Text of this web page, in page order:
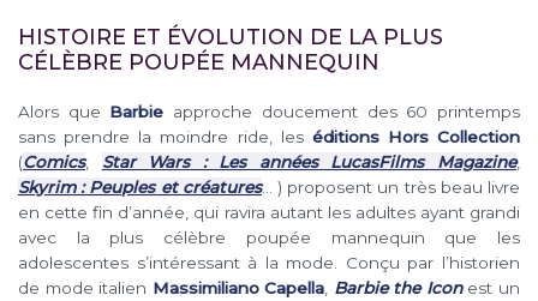
HISTOIRE ET ÉVOLUTION DE LA PLUS
CÉLÈBRE POUPÉE MANNEQUIN
Alors que Barbie approche doucement des 60 printemps
sans prendre la moindre ride, les éditions Hors Collection
(Comics, Star Wars : Les années LucasFilms Magazine,
Skyrim : Peuples et créatures… ) proposent un très beau livre
en cette fin d’année, qui ravira autant les adultes ayant grandi
avec la plus célèbre poupée mannequin que les
adolescentes s’intéressant à la mode. Conçu par l’historien
de mode italien Massimiliano Capella Barbie the Iconest un